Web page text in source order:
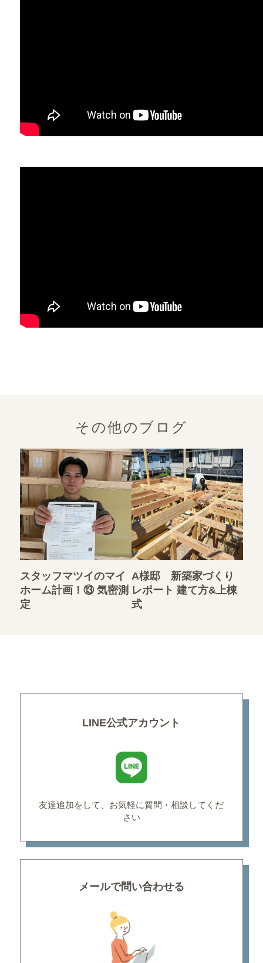
その他のブログ
スタッフマツイのマイ
ホーム計画！⑬ 気密測
定
A様邸 新築家づくり
レポート 建て方&上棟
式
LINE公式アカウント
友達追加をして、お気軽に質問・相談してくだ
さい
メールで問い合わせる